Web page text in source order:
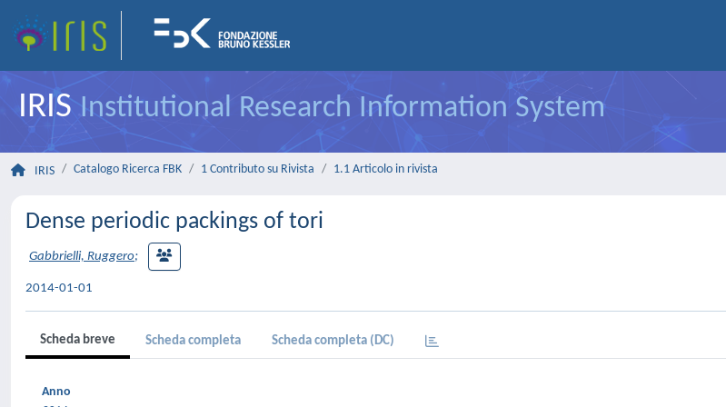
IRISInstitutional Research Information System
IRIS Catalogo Ricerca FBK 1 Contributo su Rivista 1.1 Articolo in rivista
Dense periodic packings of tori
Gabbrielli, Ruggero;
2014-01-01
Scheda breve Scheda completa Scheda completa (DC)
Anno